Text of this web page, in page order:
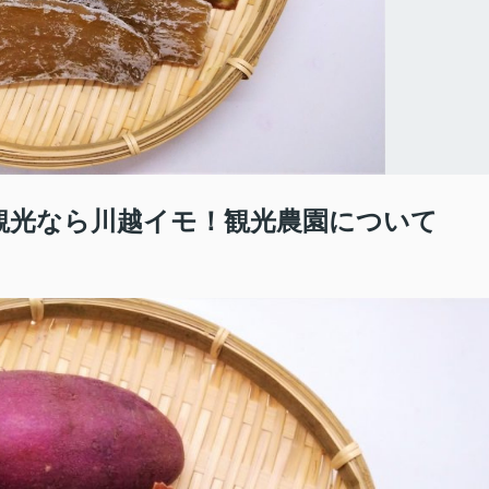
なら川越イモ！観光農園について